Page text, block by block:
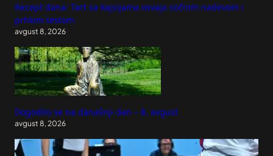
Recept dana: Tart sa kajsijama osvaja sočnim nadevom i
prhkim testom
avgust 8, 2026
Dogodilo se na današnji dan – 8. avgust
avgust 8, 2026